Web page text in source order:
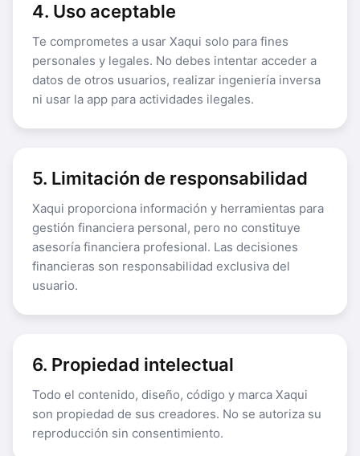
4. Uso aceptable
Te comprometes a usar Xaqui solo para fines
personales y legales. No debes intentar acceder a
datos de otros usuarios, realizar ingeniería inversa
ni usar la app para actividades ilegales.
5. Limitación de responsabilidad
Xaqui proporciona información y herramientas para
gestión financiera personal, pero no constituye
asesoría financiera profesional. Las decisiones
financieras son responsabilidad exclusiva del
usuario.
6. Propiedad intelectual
Todo el contenido, diseño, código y marca Xaqui
son propiedad de sus creadores. No se autoriza su
reproducción sin consentimiento.